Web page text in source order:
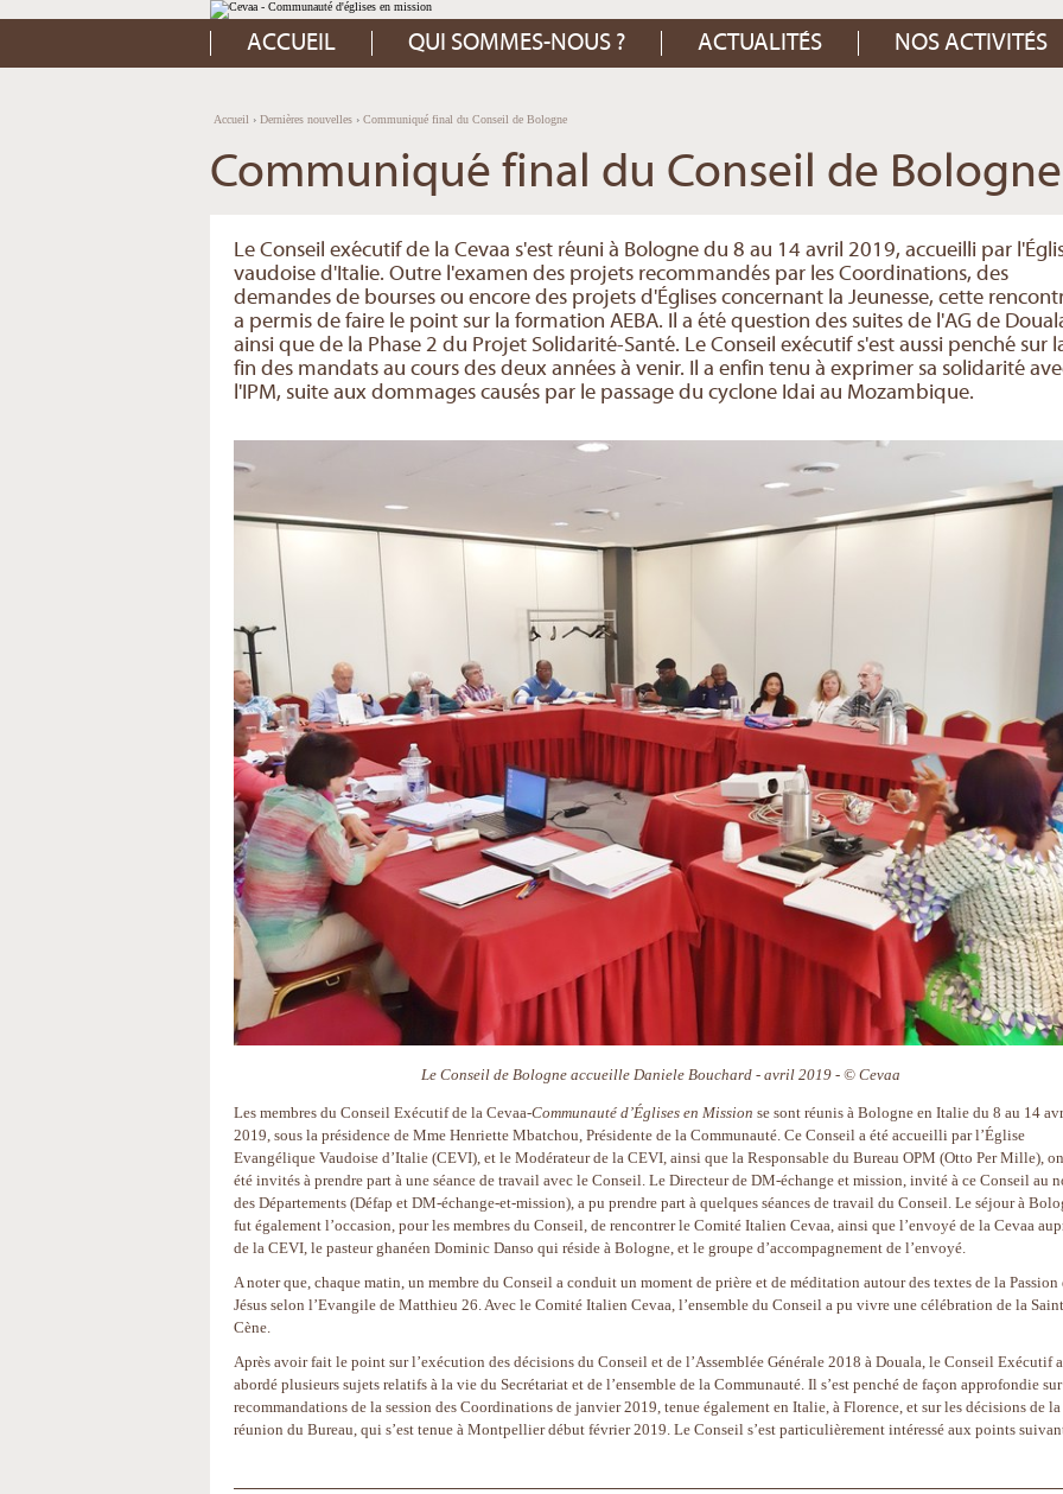
Aller
au
contenu.
Aller
à
Outils
personnels
ACCUEIL QUI SOMMES-NOUS ? ACTUALITÉS NOS ACTIVITÉS
Accueil › Dernières nouvelles › Communiqué final du Conseil de Bologne
Communiqué final du Conseil de Bologne
Le Conseil exécutif de la Cevaa s'est réuni à Bologne du 8 au 14 avril 2019, accueilli par
vaudoise d'Italie. Outre l'examen des projets recommandés par les Coordinations, des
demandes de bourses ou encore des projets d'Églises concernant la Jeunesse, cette
a permis de faire le point sur la formation AEBA. Il a été question des suites de l'AG de
ainsi que de la Phase 2 du Projet Solidarité-Santé. Le Conseil exécutif s'est aussi penché sur
fin des mandats au cours des deux années à venir. Il a enfin tenu à exprimer sa solidarité
l'IPM, suite aux dommages causés par le passage du cyclone Idai au Mozambique.
Le Conseil de Bologne accueille Daniele Bouchard - avril 2019 - © Cevaa
Les membres du Conseil Exécutif de la Cevaa-Communauté d’Églises en Mission se sont réunis à Bologne en Italie du 8 au 14
2019, sous la présidence de Mme Henriette Mbatchou, Présidente de la Communauté. Ce Conseil a été accueilli par l’Église
Evangélique Vaudoise d’Italie (CEVI), et le Modérateur de la CEVI, ainsi que la Responsable du Bureau OPM (Otto Per Mille),
été invités à prendre part à une séance de travail avec le Conseil. Le Directeur de DM-échange et mission, invité à ce Conseil au
des Départements (Défap et DM-échange-et-mission), a pu prendre part à quelques séances de travail du Conseil. Le séjour à
fut également l’occasion, pour les membres du Conseil, de rencontrer le Comité Italien Cevaa, ainsi que l’envoyé de la Cevaa
de la CEVI, le pasteur ghanéen Dominic Danso qui réside à Bologne, et le groupe d’accompagnement de l’envoyé.
A noter que, chaque matin, un membre du Conseil a conduit un moment de prière et de méditation autour des textes de la Passion
Jésus selon l’Evangile de Matthieu 26. Avec le Comité Italien Cevaa, l’ensemble du Conseil a pu vivre une célébration de la
Cène.
Après avoir fait le point sur l’exécution des décisions du Conseil et de l’Assemblée Générale 2018 à Douala, le Conseil Exécutif a
abordé plusieurs sujets relatifs à la vie du Secrétariat et de l’ensemble de la Communauté. Il s’est penché de façon approfondie
recommandations de la session des Coordinations de janvier 2019, tenue également en Italie, à Florence, et sur les décisions de la
réunion du Bureau, qui s’est tenue à Montpellier début février 2019. Le Conseil s’est particulièrement intéressé aux points